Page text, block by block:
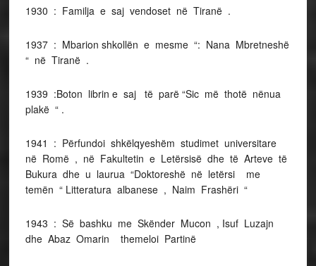
1930 : Familja e saj vendoset në Tiranë .
1937 : Mbarion shkollën e mesme “: Nana Mbretneshë
“ në Tiranë .
1939 :Boton librin e saj të parë “Sic më thotë nënua
plakë “ .
1941 : Përfundoi shkëlqyeshëm studimet universitare
në Romë , në Fakultetin e Letërsisë dhe të Arteve të
Bukura dhe u laurua “Doktoreshë në letërsi me
temën “ Litteratura albanese , Naim Frashëri “
1943 : Së bashku me Skënder Mucon , Isuf Luzajn
dhe Abaz Omarin themeloi Partinë